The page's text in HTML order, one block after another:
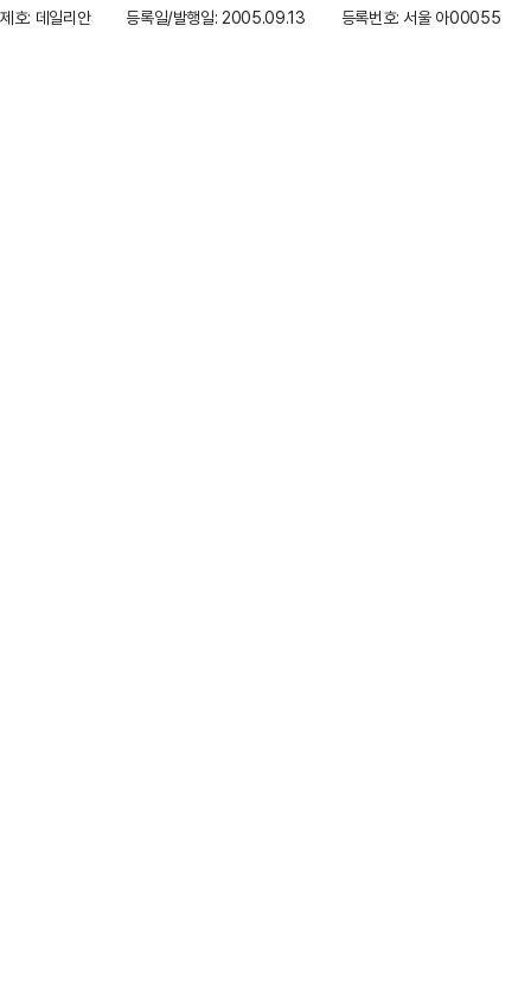
제호: 데일리안 등록일/발행일: 2005.09.13 등록번호: 서울 아00055